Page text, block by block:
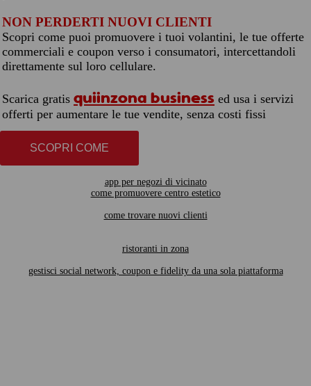
NON PERDERTI NUOVI CLIENTI
Scopri come puoi promuovere i tuoi volantini, le tue offerte
commerciali e coupon verso i consumatori, intercettandoli
direttamente sul loro cellulare.
Scarica gratis quiinzona business ed usa i servizi
offerti per aumentare le tue vendite, senza costi fissi
SCOPRI COME
app per negozi di vicinato
come promuovere centro estetico
come trovare nuovi clienti
ristoranti in zona
gestisci social network, coupon e fidelity da una sola piattaforma